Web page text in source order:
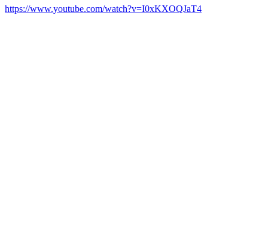
https://www.youtube.com/watch?v=I0xKXOQJaT4